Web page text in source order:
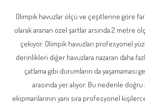
Olimpik havuzlar ölçü ve çeşitlerine göre
olarak aranan özel şartlar arsında 2 metre
çekiyor. Olimpik havuzları profesyonel
derinlikleri diğer havuzlara nazaran daha
çatlama gibi durumların da yaşamaması
arasında yer alıyor. Bu nedenle
ekipmanlarının yanı sıra profesyonel